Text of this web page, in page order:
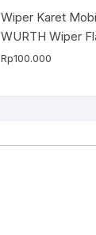
Wiper Karet
WURTH Wiper
Rp100.000